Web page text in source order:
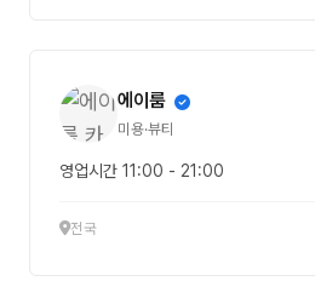
에이룸
미용·뷰티
영업시간 11:00 - 21:00
전국